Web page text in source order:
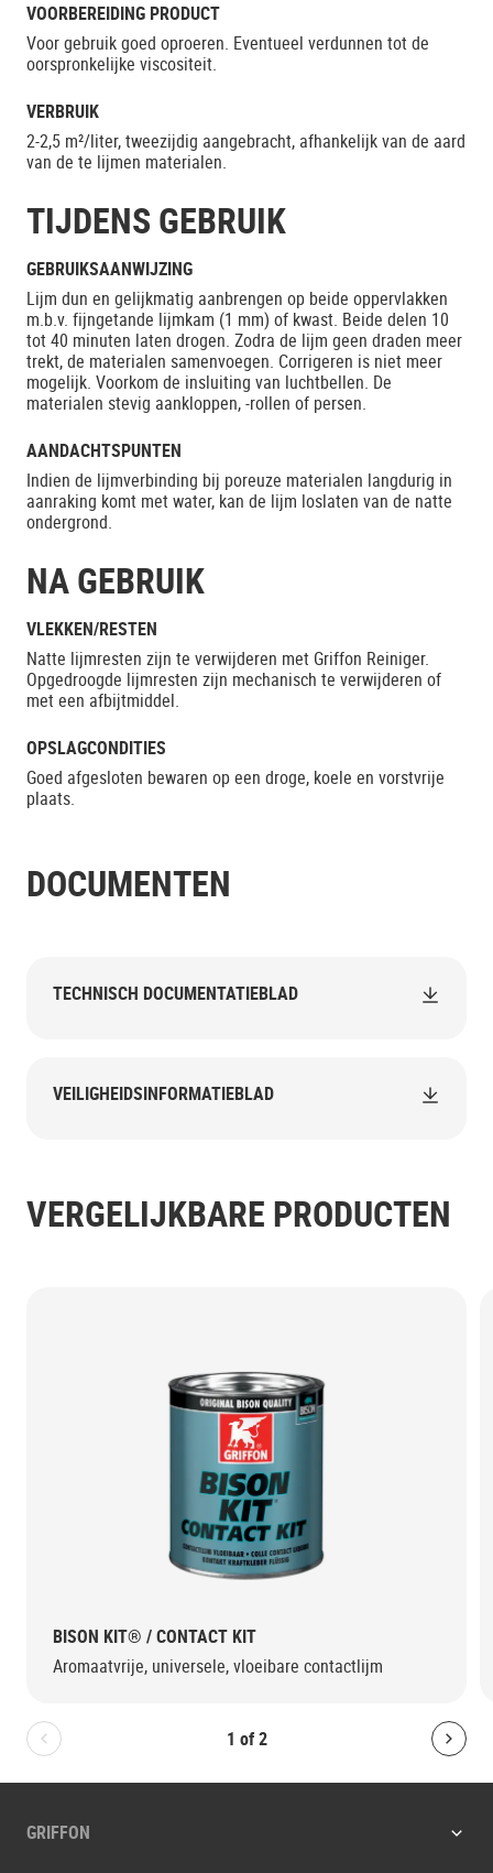
VOORBEREIDING PRODUCT
Voor gebruik goed oproeren. Eventueel verdunnen tot de
oorspronkelijke viscositeit.
VERBRUIK
2-2,5 m²/liter, tweezijdig aangebracht, afhankelijk van de aard
van de te lijmen materialen.
TIJDENS GEBRUIK
GEBRUIKSAANWIJZING
Lijm dun en gelijkmatig aanbrengen op beide oppervlakken
m.b.v. fijngetande lijmkam (1 mm) of kwast. Beide delen 10
tot 40 minuten laten drogen. Zodra de lijm geen draden meer
trekt, de materialen samenvoegen. Corrigeren is niet meer
mogelijk. Voorkom de insluiting van luchtbellen. De
materialen stevig aankloppen, -rollen of persen.
AANDACHTSPUNTEN
Indien de lijmverbinding bij poreuze materialen langdurig in
aanraking komt met water, kan de lijm loslaten van de natte
ondergrond.
NA GEBRUIK
VLEKKEN/RESTEN
Natte lijmresten zijn te verwijderen met Griffon Reiniger.
Opgedroogde lijmresten zijn mechanisch te verwijderen of
met een afbijtmiddel.
OPSLAGCONDITIES
Goed afgesloten bewaren op een droge, koele en vorstvrije
plaats.
DOCUMENTEN
TECHNISCH DOCUMENTATIEBLAD
VEILIGHEIDSINFORMATIEBLAD
VERGELIJKBARE PRODUCTEN
1 of 2
Bolton.General.PreviousSlide
BISON KIT® / CONTACT KIT
Aromaatvrije, universele, vloeibare contactlijm
GRIFFON